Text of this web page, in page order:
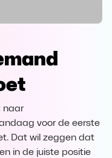
Download
naar
voor de eerste
Dat wil zeggen dat
in de juiste positie